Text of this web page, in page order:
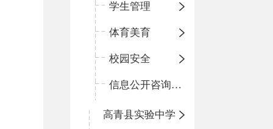
学生管理
体育美育
校园安全
信息公开咨询指南
高青县实验中学